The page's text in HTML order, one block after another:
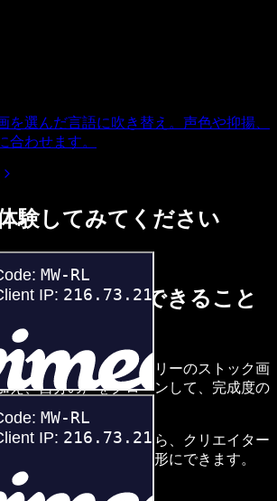
を選んだ言語に吹き替え。声色や抑揚、
合わせます。
験してみてください
Studioでできること
です。
成し、ロイヤリティフリーのストック画
え、自分の声をクローンして、完成度の
ザからすべて使えるから、クリエイター
し、どんなアイデアも形にできます。